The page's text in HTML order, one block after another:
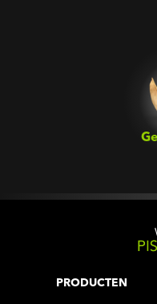
PRODUCTEN